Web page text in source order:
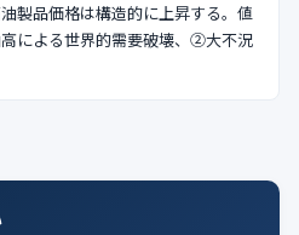
🇹🇼🇻🇳
製品価格は構造的に上昇する。値
による世界的需要破壊、②大不況